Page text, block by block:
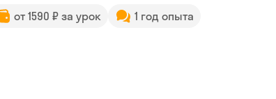
от 1590 ₽ за урок 1 год опыта